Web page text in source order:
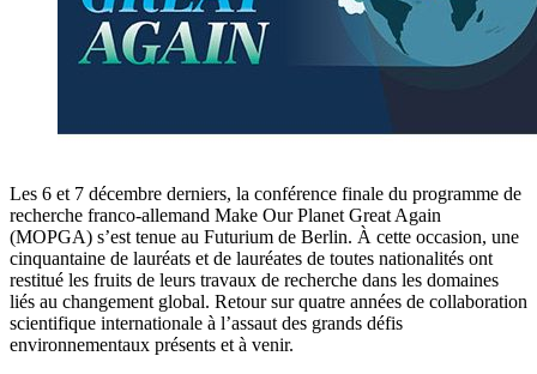
Les 6 et 7 décembre derniers, la conférence finale du programme de
recherche franco-allemand Make Our Planet Great Again
(MOPGA) s’est tenue au Futurium de Berlin. À cette occasion, une
cinquantaine de lauréats et de lauréates de toutes nationalités ont
restitué les fruits de leurs travaux de recherche dans les domaines
liés au changement global. Retour sur quatre années de collaboration
scientifique internationale à l’assaut des grands défis
environnementaux présents et à venir.